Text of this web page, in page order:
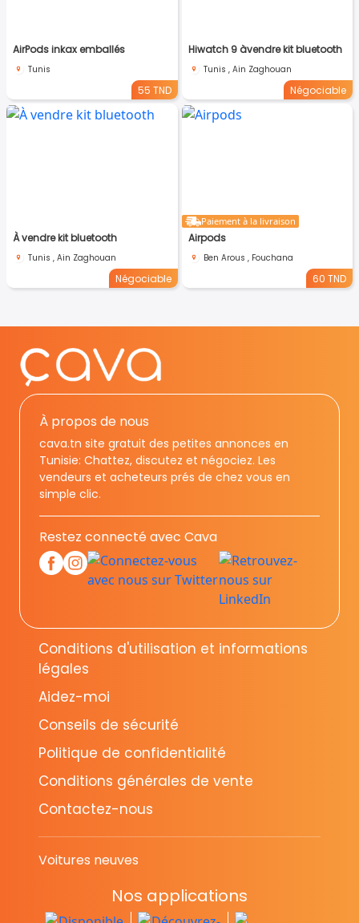
AirPods inkax emballés
Tunis
55 TND
Hiwatch 9 àvendre kit bluetooth
Tunis , Ain Zaghouan
Négociable
À vendre kit bluetooth
Tunis , Ain Zaghouan
Négociable
Paiement à la livraison
Airpods
Ben Arous , Fouchana
60 TND
À propos de nous
cava.tn site gratuit des petites annonces en
Tunisie: Chattez, discutez et négociez. Les
vendeurs et acheteurs prés de chez vous en
simple clic.
Restez connecté avec Cava
Conditions d'utilisation et informations
légales
Aidez-moi
Conseils de sécurité
Politique de confidentialité
Conditions générales de vente
Contactez-nous
Voitures neuves
Nos applications